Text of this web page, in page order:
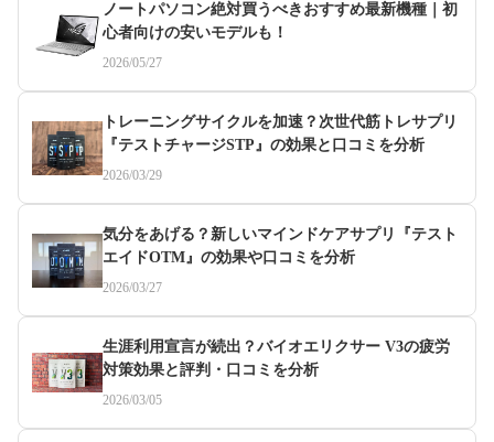
ノートパソコン絶対買うべきおすすめ最新機種｜初
心者向けの安いモデルも！
2026/05/27
トレーニングサイクルを加速？次世代筋トレサプリ
『テストチャージSTP』の効果と口コミを分析
2026/03/29
気分をあげる？新しいマインドケアサプリ『テスト
エイドOTM』の効果や口コミを分析
2026/03/27
生涯利用宣言が続出？バイオエリクサー V3の疲労
対策効果と評判・口コミを分析
2026/03/05